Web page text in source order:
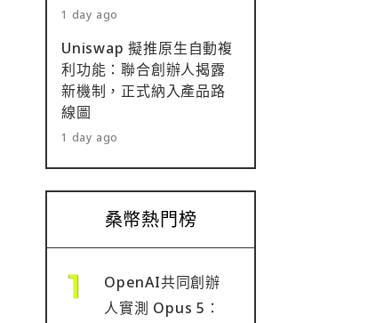
1 day ago
Uniswap 擬推原生自動複
利功能：聯合創辦人揭露
新機制，正式納入產品路
線圖
1 day ago
桑幣熱門榜
OpenAI共同創辦
人實測 Opus 5：